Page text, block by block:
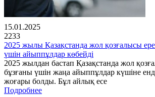
15.01.2025
2233
2025 жылы Қазақстанда жол қозғалысы
үшін айыппұлдар көбейді
2025 жылдан бастап Қазақстанда жол
бұзғаны үшін жаңа айыппұлдар күшіне
жоғары болды. Бұл айлық есе
Подробнее